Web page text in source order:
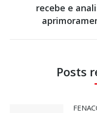
recebe e
Posts